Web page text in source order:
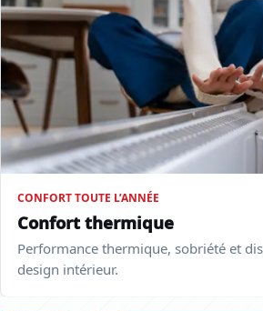
CONFORT TOUTE L’ANNÉE
Confort thermique
Performance thermique, sobriété et
design intérieur.